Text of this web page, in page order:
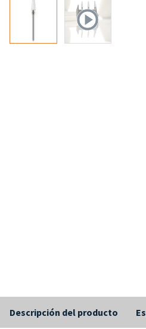
Descripción del producto